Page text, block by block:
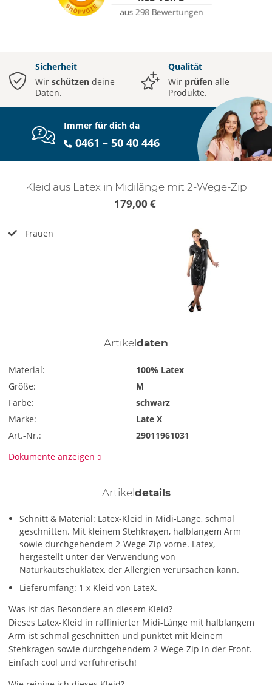
Sicherheit
Wir schützen deine
Daten.
Qualität
Wir prüfen alle
Produkte.
Immer für dich da
0461 – 50 40 446
Kleid aus Latex in Midilänge mit 2-Wege-Zip
179,00 €
Frauen
Artikel daten
Material:
100% Latex
Größe:
M
Farbe:
schwarz
Marke:
Late X
Art.-Nr.:
29011961031
Dokumente anzeigen
Artikel details
Schnitt & Material: Latex-Kleid in Midi-Länge, schmal
geschnitten. Mit kleinem Stehkragen, halblangem Arm
sowie durchgehendem 2-Wege-Zip vorne. Latex,
hergestellt unter der Verwendung von
Naturkautschuklatex, der Allergien verursachen kann.
Lieferumfang: 1 x Kleid von LateX.
Was ist das Besondere an diesem Kleid?
Dieses Latex-Kleid in raffinierter Midi-Länge mit halblangem
Arm ist schmal geschnitten und punktet mit kleinem
Stehkragen sowie durchgehendem 2-Wege-Zip in der Front.
Einfach cool und verführerisch!